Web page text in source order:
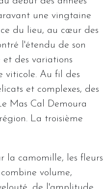
une vingtaine
du lieu, au cœur des
l'étendu de son
des variations
viticole. Au fil des
et complexes, des
Mas Cal Demoura
La troisième
la camomille, les fleurs
volume,